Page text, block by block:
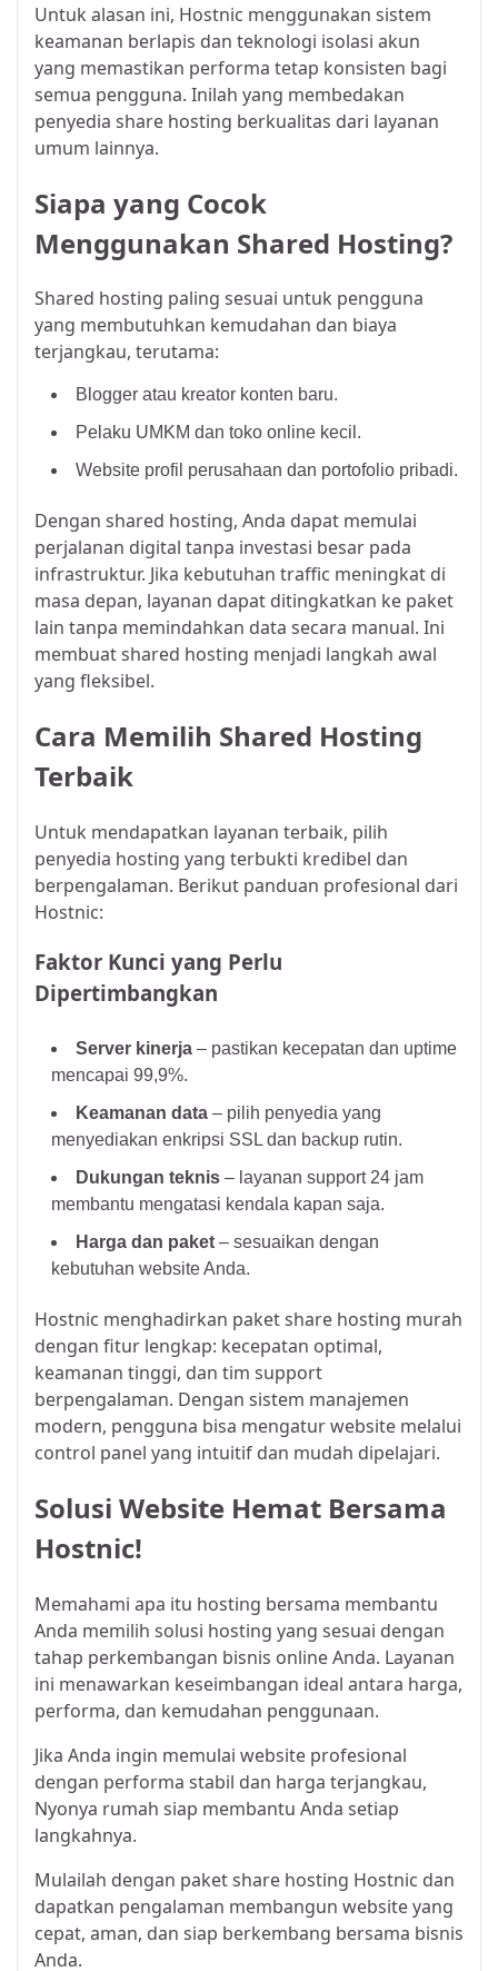
Untuk alasan ini, Hostnic menggunakan sistem
keamanan berlapis dan teknologi isolasi akun
yang memastikan performa tetap konsisten bagi
semua pengguna. Inilah yang membedakan
penyedia share hosting berkualitas dari layanan
umum lainnya.
Siapa yang Cocok
Menggunakan Shared Hosting?
Shared hosting paling sesuai untuk pengguna
yang membutuhkan kemudahan dan biaya
terjangkau, terutama:
Blogger atau kreator konten baru.
Pelaku UMKM dan toko online kecil.
Website profil perusahaan dan portofolio pribadi.
Dengan shared hosting, Anda dapat memulai
perjalanan digital tanpa investasi besar pada
infrastruktur. Jika kebutuhan traffic meningkat di
masa depan, layanan dapat ditingkatkan ke paket
lain tanpa memindahkan data secara manual. Ini
membuat shared hosting menjadi langkah awal
yang fleksibel.
Cara Memilih Shared Hosting
Terbaik
Untuk mendapatkan layanan terbaik, pilih
penyedia hosting yang terbukti kredibel dan
berpengalaman. Berikut panduan profesional dari
Hostnic:
Faktor Kunci yang Perlu
Dipertimbangkan
Server kinerja – pastikan kecepatan dan uptime
mencapai 99,9%.
Keamanan data – pilih penyedia yang
menyediakan enkripsi SSL dan backup rutin.
Dukungan teknis – layanan support 24 jam
membantu mengatasi kendala kapan saja.
Harga dan paket – sesuaikan dengan
kebutuhan website Anda.
Hostnic menghadirkan paket share hosting murah
dengan fitur lengkap: kecepatan optimal,
keamanan tinggi, dan tim support
berpengalaman. Dengan sistem manajemen
modern, pengguna bisa mengatur website melalui
control panel yang intuitif dan mudah dipelajari.
Solusi Website Hemat Bersama
Hostnic!
Memahami apa itu hosting bersama membantu
Anda memilih solusi hosting yang sesuai dengan
tahap perkembangan bisnis online Anda. Layanan
ini menawarkan keseimbangan ideal antara harga,
performa, dan kemudahan penggunaan.
Jika Anda ingin memulai website profesional
dengan performa stabil dan harga terjangkau,
Nyonya rumah siap membantu Anda setiap
langkahnya.
Mulailah dengan paket share hosting Hostnic dan
dapatkan pengalaman membangun website yang
cepat, aman, dan siap berkembang bersama bisnis
Anda.